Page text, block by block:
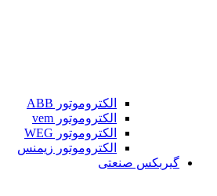
الکتروموتور ABB
الکتروموتور vem
الکتروموتور WEG
الکتروموتور زیمنس
گیربکس صنعتی